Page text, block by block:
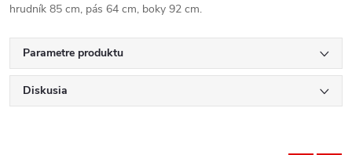
hrudník 85 cm, pás 64 cm, boky 92 cm.
Parametre produktu
Diskusia